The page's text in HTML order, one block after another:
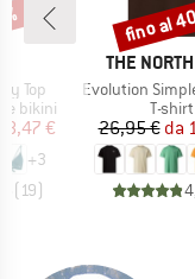
Top
bikini
ridotto
€
+3
( 19)
MARCHIO
THE
Articolo
Evolution Simple Dome
T-shirt
26,95 € da
Sconto
fino al